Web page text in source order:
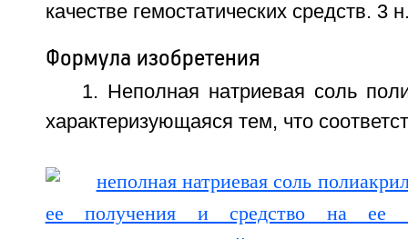
качестве гемостатических средств. 3
Формула изобретения
1. Неполная натриевая соль
характеризующаяся тем, что